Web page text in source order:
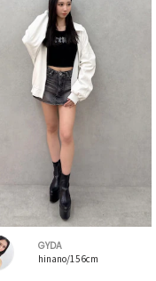
GYDA
hinano/156cm